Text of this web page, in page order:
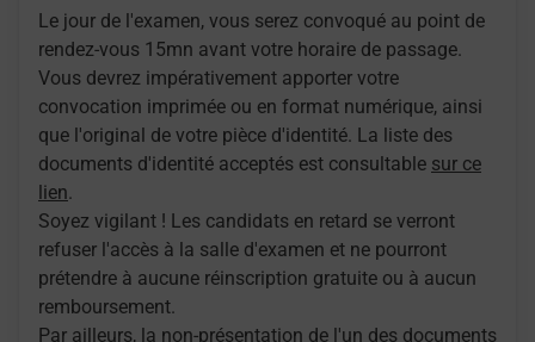
Le jour de l'examen, vous serez convoqué au point de
rendez-vous 15mn avant votre horaire de passage.
Vous devrez impérativement apporter votre
convocation imprimée ou en format numérique, ainsi
que l'original de votre pièce d'identité. La liste des
documents d'identité acceptés est consultable sur ce
lien.
Soyez vigilant ! Les candidats en retard se verront
refuser l'accès à la salle d'examen et ne pourront
prétendre à aucune réinscription gratuite ou à aucun
remboursement.
Par ailleurs, la non-présentation de l'un des documents